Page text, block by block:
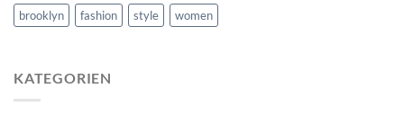
brooklyn fashion style women
KATEGORIEN